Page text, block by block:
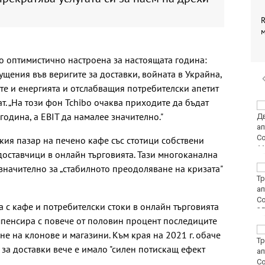
настроена за настоящата година:
във веригите за доставки, войната в Украйна,
и енергията и отслабващия потребителски апетит
„На този фон Tchibo очаква приходите да бъдат
а EBIT да намалее значително."
пазар на печено кафе със стотици собствени
в онлайн търговията. Тази многоканална
за „стабилното преодоляване на кризата"
кафе и потребителски стоки в онлайн търговията
с повече от половин процент последиците
на клонове и магазини. Към края на 2021 г. обаче
доставки вече е имало "силен потискащ ефект
Винисиус Жуниор
преподписа с Реал
ЦСКА удари с 3:0
Тъжна вест! Почина
голямо име в
медицината